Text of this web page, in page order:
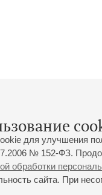
для улучшения
№ 152-ФЗ.
обработки
сайта. При